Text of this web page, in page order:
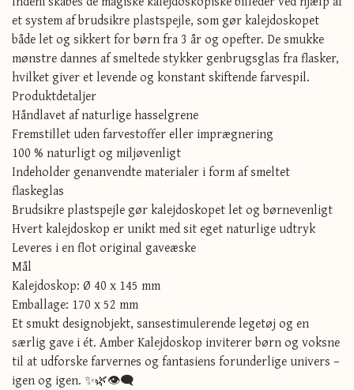
et system af brudsikre plastspejle, som gør kalejdoskopet
både let og sikkert for børn fra 3 år og opefter. De smukke
mønstre dannes af smeltede stykker genbrugsglas fra flasker,
hvilket giver et levende og konstant skiftende farvespil.
Produktdetaljer
Håndlavet af naturlige hasselgrene
Fremstillet uden farvestoffer eller imprægnering
100 % naturligt og miljøvenligt
Indeholder genanvendte materialer i form af smeltet
flaskeglas
Brudsikre plastspejle gør kalejdoskopet let og børnevenligt
Hvert kalejdoskop er unikt med sit eget naturlige udtryk
Leveres i en flot original gaveæske
Mål
Kalejdoskop: Ø 40 x 145 mm
Emballage: 170 x 52 mm
Et smukt designobjekt, sansestimulerende legetøj og en
særlig gave i ét. Amber Kalejdoskop inviterer børn og voksne
til at udforske farvernes og fantasiens forunderlige univers –
igen og igen. ✨🌿👁️‍🗨️